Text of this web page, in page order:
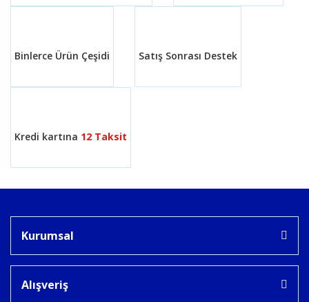
Binlerce Ürün Çeşidi Satış Sonrası Destek
Kredi kartına 12 Taksit
Kurumsal
Alışveriş